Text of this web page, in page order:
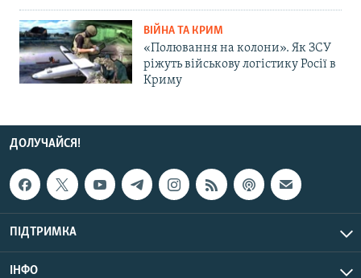
ВІЙНА ТА КРИМ
«Полювання на колони». Як ЗСУ
ріжуть військову логістику Росії в
Криму
ДОЛУЧАЙСЯ!
ПІДТРИМКА
ІНФО